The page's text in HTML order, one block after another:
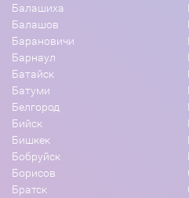
Балашиха
Балашов
Барановичи
Барнаул
Батайск
Батуми
Белгород
Бийск
Бишкек
Бобруйск
Борисов
Братск